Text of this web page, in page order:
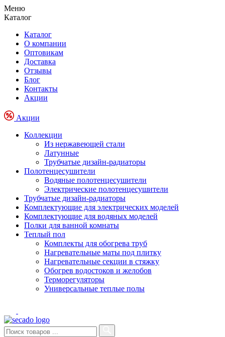
Меню
Каталог
Каталог
О компании
Оптовикам
Доставка
Отзывы
Блог
Контакты
Акции
Акции
Коллекции
Из нержавеющей стали
Латунные
Трубчатые дизайн-радиаторы
Полотенцесушители
Водяные полотенцесушители
Электрические полотенцесушители
Трубчатые дизайн-радиаторы
Комплектующие для электрических моделей
Комплектующие для водяных моделей
Полки для ванной комнаты
Теплый пол
Комплекты для обогрева труб
Нагревательные маты под плитку
Нагревательные секции в стяжку
Обогрев водостоков и желобов
Терморегуляторы
Универсальные теплые полы